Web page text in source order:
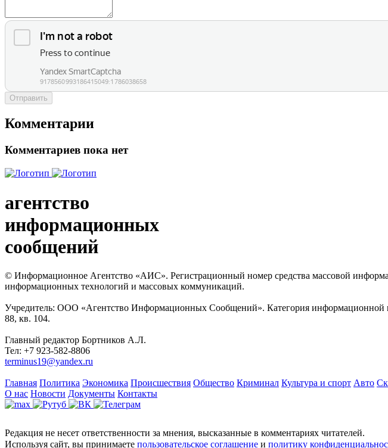
Отправить
Комментарии
Комментариев пока нет
агентство
информационных
сообщений
© Информационное Агентство «АИС». Регистрационный номер средства массовой
информационных технологий и массовых коммуникаций.
Учредитель: ООО «Агентство Информационных Сообщений». Категория информационной
88, кв. 104.
Главный редактор Бортников А.Л.
Тел: +7 923-582-8806
terminus19@yandex.ru
Главная Политика Экономика Происшествия Общество Криминал Культура и спорт Авто
О нас Новости Документы Контакты
Редакция не несет ответственности за мнения, высказанные в комментариях читателей.
Используя сайт, вы принимаете пользовательское соглашение и политику